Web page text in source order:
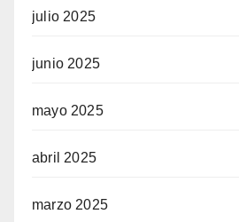
julio 2025
junio 2025
mayo 2025
abril 2025
marzo 2025